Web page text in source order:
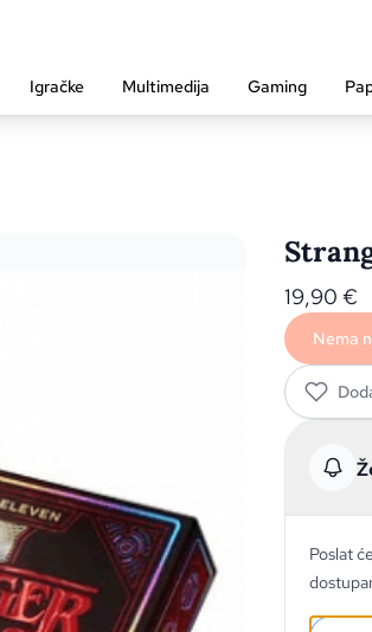
Igračke Multimedija Gaming
19,90 €
Nema
Poslat